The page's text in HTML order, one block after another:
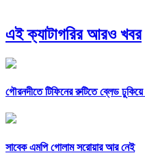
এই ক্যাটাগরির আরও খবর
গৌরনদীতে টিফিনের রুটিতে ব্লেড ঢুকিয়ে
সাবেক এমপি গোলাম সরোয়ার আর নেই